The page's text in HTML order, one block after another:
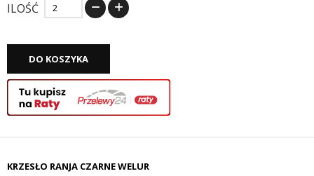
ILOŚĆ
DO KOSZYKA
KRZESŁO RANJA CZARNE WELUR